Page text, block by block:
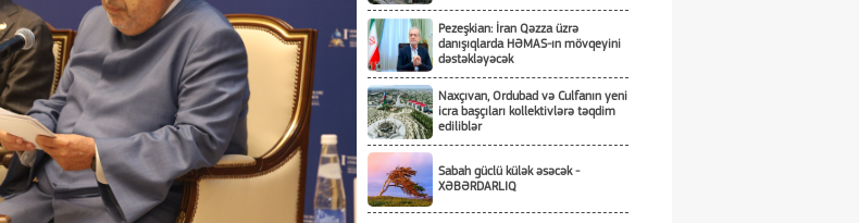
Pezeşkian: İran Qəzza üzrə
danışıqlarda HƏMAS-ın mövqeyini
dəstəkləyəcək
Naxçıvan, Ordubad və Culfanın yeni
icra başçıları kollektivlərə təqdim
ediliblər
Sabah güclü külək əsəcək -
XƏBƏRDARLIQ